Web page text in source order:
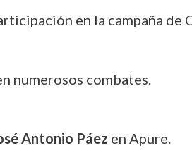
en la campaña de
numerosos combates.
Antonio Páez en Apure.